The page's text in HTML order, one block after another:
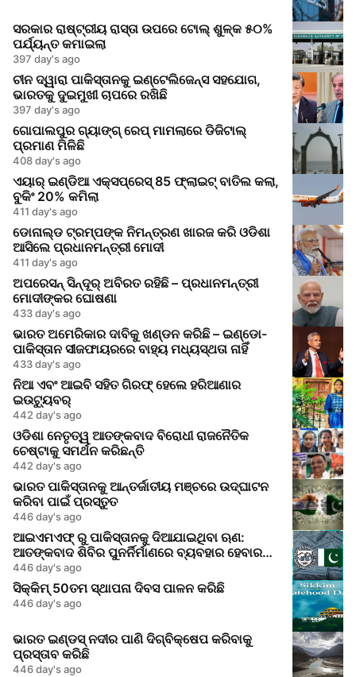
ସରକାର ରାଷ୍ଟ୍ରୀୟ ରାସ୍ତା ଉପରେ ଟୋଲ୍ ଶୁଳ୍କ ୫୦%
ପର୍ଯ୍ୟନ୍ତ କମାଇଲା
397 day's ago
ଚୀନ ଦ୍ୱାରା ପାକିସ୍ତାନକୁ ଇଣ୍ଟେଲିଜେନ୍ସ ସହଯୋଗ,
ଭାରତକୁ ଦୁଇମୁଖୀ ଚାପରେ ରଖିଛି
397 day's ago
ଗୋପାଲପୁର ଗ୍ୟାଙ୍ଗ୍ ରେପ୍ ମାମଲାରେ ଡିଜିଟାଲ୍
ପ୍ରମାଣ ମିଳିଛି
408 day's ago
ଏୟାର୍ ଇଣ୍ଡିଆ ଏକ୍ସପ୍ରେସ୍ 85 ଫ୍ଲାଇଟ୍ ବାତିଲ କଲା,
ବୁକିଂ 20% କମିଲା
411 day's ago
ଡୋନାଲ୍ଡ ଟ୍ରମ୍ପଙ୍କ ନିମନ୍ତ୍ରଣ ଖାରଜ କରି ଓଡିଶା
ଆସିଲେ ପ୍ରଧାନମନ୍ତ୍ରୀ ମୋଦୀ
411 day's ago
ଅପରେସନ୍ ସିନ୍ଦୂର୍ ଅବିରତ ରହିଛି – ପ୍ରଧାନମନ୍ତ୍ରୀ
ମୋଦୀଙ୍କର ଘୋଷଣା
433 day's ago
ଭାରତ ଅମେରିକାର ଦାବିକୁ ଖଣ୍ଡନ କରିଛି – ଇଣ୍ଡୋ-
ପାକିସ୍ତାନ ସୀଜଫାୟରରେ ବାହ୍ୟ ମଧ୍ୟସ୍ଥତା ନାହିଁ
433 day's ago
ନିଆ ଏବଂ ଆଇବି ସହିତ ଗିରଫ୍ ହେଲେ ହରିଆଣାର
ଇଉଟ୍ୟୁବର୍
442 day's ago
ଓଡିଶା ନେତୃତ୍ୱ ଆତଙ୍କବାଦ ବିରୋଧୀ ରାଜନୈତିକ
ଚେଷ୍ଟାକୁ ସମର୍ଥନ କରିଛନ୍ତି
442 day's ago
ଭାରତ ପାକିସ୍ତାନକୁ ଆନ୍ତର୍ଜାତୀୟ ମଞ୍ଚରେ ଉଦ୍‌ଘାଟନ
କରିବା ପାଇଁ ପ୍ରସ୍ତୁତ
446 day's ago
ଆଇଏମଏଫ୍ ରୁ ପାକିସ୍ତାନକୁ ଦିଆଯାଇଥିବା ଋଣ:
ଆତଙ୍କବାଦ ଶିବିର ପୁନର୍ନିର୍ମାଣରେ ବ୍ୟବହାର ହେବାର
ଆଶଙ୍କା
446 day's ago
ସିକ୍କିମ୍ 50ତମ ସ୍ଥାପନା ଦିବସ ପାଳନ କରିଛି
446 day's ago
ଭାରତ ଇଣ୍ଡସ୍ ନଦୀର ପାଣି ଦିଗ୍ବିକ୍ଷେପ କରିବାକୁ
ପ୍ରସ୍ତାବ କରିଛି
446 day's ago